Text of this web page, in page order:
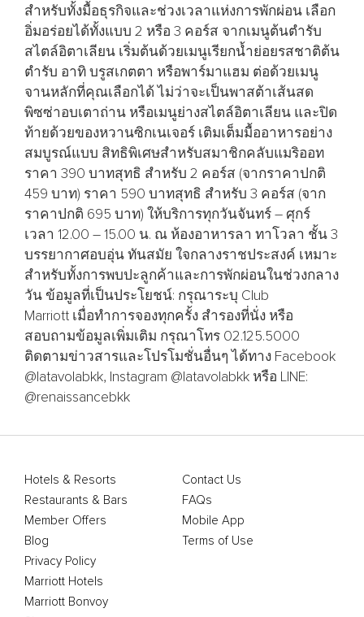
สำหรับทั้งมื้อธุรกิจและช่วงเวลาแห่งการพักผ่อน เลือก
อิ่มอร่อยได้ทั้งแบบ 2 หรือ 3 คอร์ส จากเมนูต้นตำรับ
สไตล์อิตาเลียน เริ่มต้นด้วยเมนูเรียกน้ำย่อยรสชาติต้น
ตำรับ อาทิ บรูสเกตตา หรือพาร์มาแฮม ต่อด้วยเมนู
จานหลักที่คุณเลือกได้ ไม่ว่าจะเป็นพาสต้าเส้นสด
พิซซ่าอบเตาถ่าน หรือเมนูย่างสไตล์อิตาเลียน และปิด
ท้ายด้วยของหวานซิกเนเจอร์ เติมเต็มมื้ออาหารอย่าง
สมบูรณ์แบบ สิทธิพิเศษสำหรับสมาชิกคลับแมริออท
ราคา 390 บาทสุทธิ สำหรับ 2 คอร์ส (จากราคาปกติ
459 บาท) ราคา 590 บาทสุทธิ สำหรับ 3 คอร์ส (จาก
ราคาปกติ 695 บาท) ให้บริการทุกวันจันทร์ – ศุกร์
เวลา 12.00 – 15.00 น. ณ ห้องอาหารลา ทาโวลา ชั้น 3
บรรยากาศอบอุ่น ทันสมัย ใจกลางราชประสงค์ เหมาะ
สำหรับทั้งการพบปะลูกค้าและการพักผ่อนในช่วงกลาง
วัน ข้อมูลที่เป็นประโยชน์: กรุณาระบุ Club
Marriott เมื่อทำการจองทุกครั้ง สำรองที่นั่ง หรือ
สอบถามข้อมูลเพิ่มเติม กรุณาโทร 02.125.5000
ติดตามข่าวสารและโปรโมชั่นอื่นๆ ได้ทาง Facebook
@latavolabkk, Instagram @latavolabkk หรือ LINE:
@renaissancebkk
Hotels & Resorts
Restaurants & Bars
Member Offers
Blog
Contact Us
FAQs
Mobile App
Terms of Use
Privacy Policy
Marriott Hotels
Marriott Bonvoy